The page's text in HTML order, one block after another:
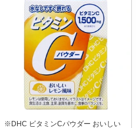
※DHC ビタミンCパウダー おいしい